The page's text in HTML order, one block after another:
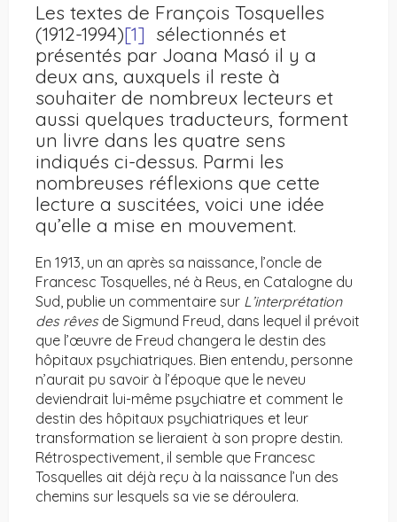
Les textes de François Tosquelles
(1912-1994)[1] sélectionnés et
présentés par Joana Masó il y a
deux ans, auxquels il reste à
souhaiter de nombreux lecteurs et
aussi quelques traducteurs, forment
un livre dans les quatre sens
indiqués ci-dessus. Parmi les
nombreuses réflexions que cette
lecture a suscitées, voici une idée
qu’elle a mise en mouvement.
En 1913, un an après sa naissance, l’oncle de
Francesc Tosquelles, né à Reus, en Catalogne du
Sud, publie un commentaire sur L’interprétation
des rêves de Sigmund Freud, dans lequel il prévoit
que l’œuvre de Freud changera le destin des
hôpitaux psychiatriques. Bien entendu, personne
n’aurait pu savoir à l’époque que le neveu
deviendrait lui-même psychiatre et comment le
destin des hôpitaux psychiatriques et leur
transformation se lieraient à son propre destin.
Rétrospectivement, il semble que Francesc
Tosquelles ait déjà reçu à la naissance l’un des
chemins sur lesquels sa vie se déroulera.